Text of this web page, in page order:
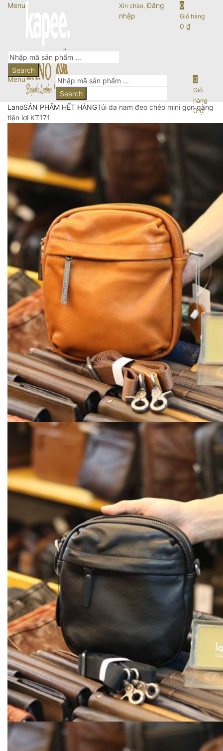
Menu Xin chào, Đăng
nhập
0
Giỏ hàng
0 ₫
Search
Menu
Search
0
Giỏ
hàng
0₫
LanoSẢN PHẨM HẾT HÀNGTúi da nam đeo chéo mini gọn gàng
tiện lợi KT171